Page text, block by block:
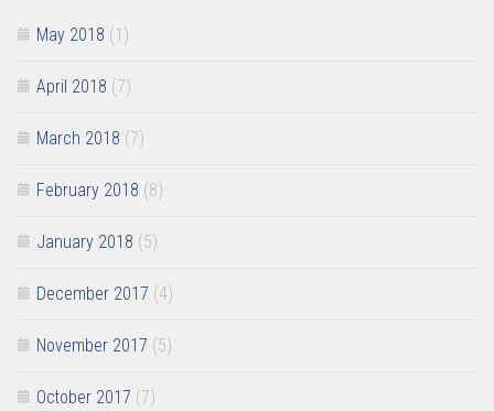
May 2018 (1)
April 2018 (7)
March 2018 (7)
February 2018 (8)
January 2018 (5)
December 2017 (4)
November 2017 (5)
October 2017 (7)